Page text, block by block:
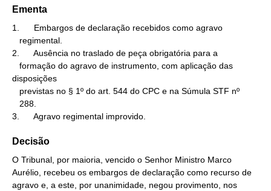
Ementa
1.      Embargos de declaração recebidos como agravo
2.      Ausência no traslado de peça obrigatória para a
disposições
3.      Agravo regimental improvido.
Decisão
O Tribunal, por maioria, vencido o Senhor Ministro Marco
Aurélio, recebeu os embargos de declaração como recurso de
agravo e, a este, por unanimidade, negou provimento, nos